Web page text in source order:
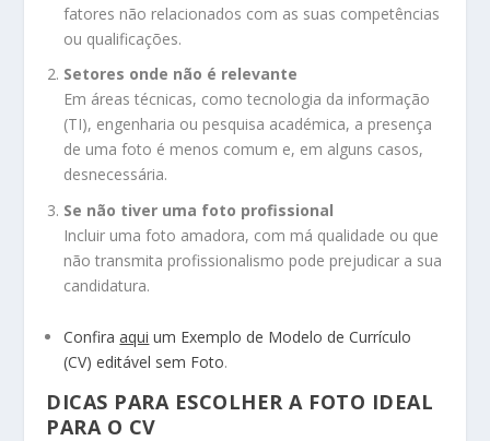
fatores não relacionados com as suas competências
ou qualificações.
Setores onde não é relevante
Em áreas técnicas, como tecnologia da informação
(TI), engenharia ou pesquisa académica, a presença
de uma foto é menos comum e, em alguns casos,
desnecessária.
Se não tiver uma foto profissional
Incluir uma foto amadora, com má qualidade ou que
não transmita profissionalismo pode prejudicar a sua
candidatura.
Confiraaqui um Exemplo de Modelo de Currículo
(CV) editável sem Foto.
DICAS PARA ESCOLHER A FOTO IDEAL
PARA O CV